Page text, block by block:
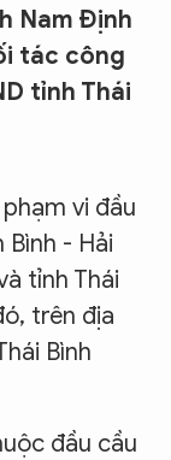
Nam Định
tác công
tỉnh Thái
vi đầu
- Hải
tỉnh Thái
trên địa
Bình
đầu cầu